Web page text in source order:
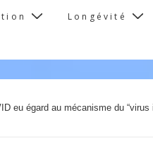
Longévité
eu égard au mécanisme du “virus